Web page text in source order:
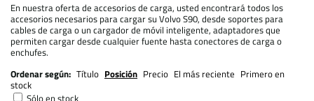
En nuestra oferta de accesorios de carga, usted encontrará todos los
accesorios necesarios para cargar su Volvo S90, desde soportes para
cables de carga o un cargador de móvil inteligente, adaptadores que
permiten cargar desde cualquier fuente hasta conectores de carga o
enchufes.
Ordenar según: Título Posición Precio El más reciente Primero en
stock
Sólo en stock